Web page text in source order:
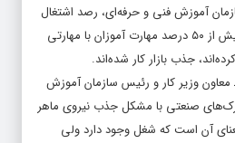
آموزش فنی و حرفه‌ای، رصد اشتغال
کارآموزان نشان می‌دهد که بیش از ۵۰ درصد مهارت آموزان با مهارتی
جذب بازار کار شده‌اند.
وزیر کار و رئیس سازمان آموزش
صنعتی با مشکل جذب نیروی ماهر
آن است که شغل وجود دارد ولی